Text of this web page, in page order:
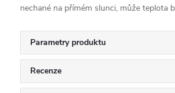
nechané na přímém slunci, může teplota
Parametry produktu
Recenze